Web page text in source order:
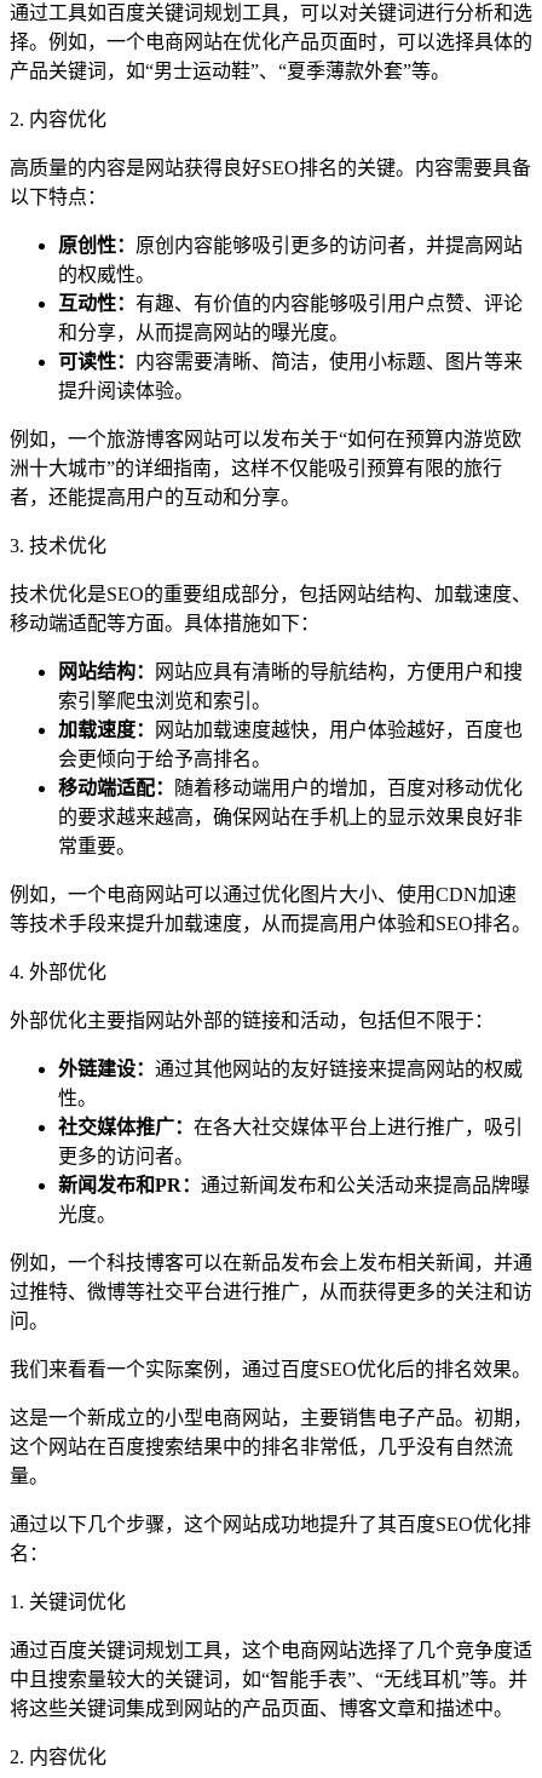
通过工具如百度关键词规划工具，可以对关键词进行分析和选
择。例如，一个电商网站在优化产品页面时，可以选择具体的
产品关键词，如“男士运动鞋”、“夏季薄款外套”等。
2. 内容优化
高质量的内容是网站获得良好SEO排名的关键。内容需要具备
以下特点：
原创性： 原创内容能够吸引更多的访问者，并提高网站
的权威性。
互动性： 有趣、有价值的内容能够吸引用户点赞、评论
和分享，从而提高网站的曝光度。
可读性： 内容需要清晰、简洁，使用小标题、图片等来
提升阅读体验。
例如，一个旅游博客网站可以发布关于“如何在预算内游览欧
洲十大城市”的详细指南，这样不仅能吸引预算有限的旅行
者，还能提高用户的互动和分享。
3. 技术优化
技术优化是SEO的重要组成部分，包括网站结构、加载速度、
移动端适配等方面。具体措施如下：
网站结构：
网站应具有清晰的导航结构，方便用户和搜
索引擎爬虫浏览和索引。
加载速度：
网站加载速度越快，用户体验越好，百度也
会更倾向于给予高排名。
移动端适配：
随着移动端用户的增加，百度对移动优化
的要求越来越高，确保网站在手机上的显示效果良好非
常重要。
例如，一个电商网站可以通过优化图片大小、使用CDN加速
等技术手段来提升加载速度，从而提高用户体验和SEO排名。
4. 外部优化
外部优化主要指网站外部的链接和活动，包括但不限于：
外链建设： 通过其他网站的友好链接来提高网站的权威
性。
社交媒体推广： 在各大社交媒体平台上进行推广，吸引
更多的访问者。
新闻发布和PR： 通过新闻发布和公关活动来提高品牌曝
光度。
例如，一个科技博客可以在新品发布会上发布相关新闻，并通
过推特、微博等社交平台进行推广，从而获得更多的关注和访
问。
我们来看看一个实际案例，通过百度SEO优化后的排名效果。
这是一个新成立的小型电商网站，主要销售电子产品。初期，
这个网站在百度搜索结果中的排名非常低，几乎没有自然流
量。
通过以下几个步骤，这个网站成功地提升了其百度SEO优化排
名：
1. 关键词优化
通过百度关键词规划工具，这个电商网站选择了几个竞争度适
中且搜索量较大的关键词，如“智能手表”、“无线耳机”等。并
将这些关键词集成到网站的产品页面、博客文章和描述中。
2. 内容优化